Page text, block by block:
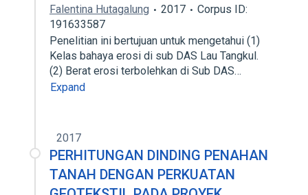
Falentina Hutagalung 2017
Corpus ID:
191633587
Penelitian ini bertujuan untuk mengetahui (1)
Kelas bahaya erosi di sub DAS Lau Tangkul.
(2) Berat erosi terbolehkan di Sub DAS…
Expand
2017
PERHITUNGAN DINDING PENAHAN
TANAH DENGAN PERKUATAN